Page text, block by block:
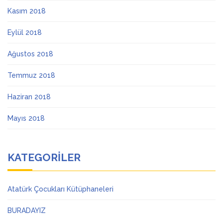
Kasım 2018
Eylül 2018
Ağustos 2018
Temmuz 2018
Haziran 2018
Mayıs 2018
KATEGORILER
Atatürk Çocukları Kütüphaneleri
BURADAYIZ